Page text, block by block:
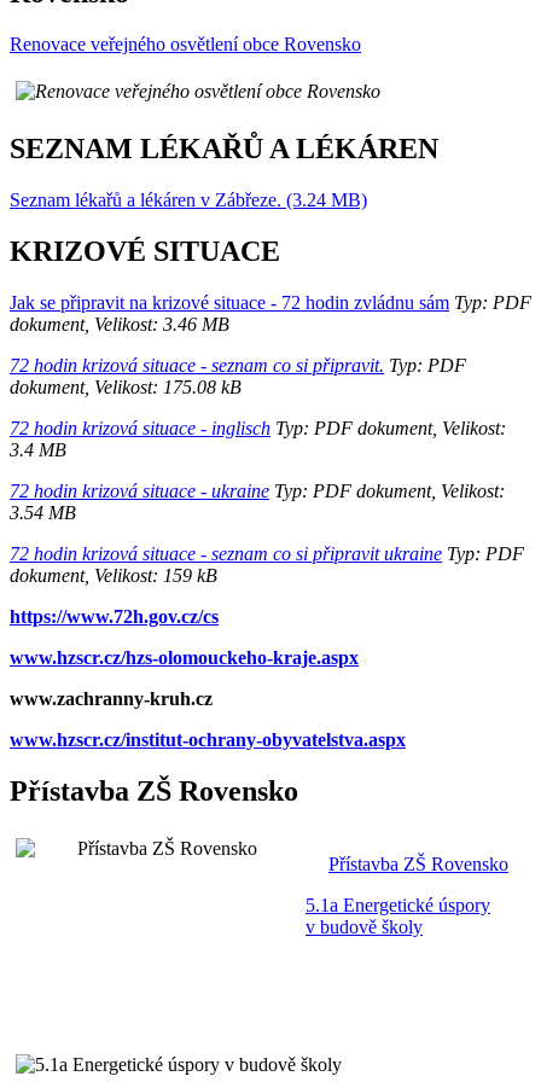
Renovace veřejného osvětlení obce Rovensko
SEZNAM LÉKAŘŮ A LÉKÁREN
Seznam lékařů a lékáren v Zábřeze. (3.24 MB)
KRIZOVÉ SITUACE
Jak se připravit na krizové situace - 72 hodin zvládnu sám Typ: PDF
dokument, Velikost: 3.46 MB
72 hodin krizová situace - seznam co si připravit. Typ: PDF
dokument, Velikost: 175.08 kB
72 hodin krizová situace - inglisch Typ: PDF dokument, Velikost:
3.4 MB
72 hodin krizová situace - ukraine Typ: PDF dokument, Velikost:
3.54 MB
72 hodin krizová situace - seznam co si připravit ukraine Typ: PDF
dokument, Velikost: 159 kB
https://www.72h.gov.cz/cs
www.hzscr.cz/hzs-olomouckeho-kraje.aspx
www.zachranny-kruh.cz
www.hzscr.cz/institut-ochrany-obyvatelstva.aspx
Přístavba ZŠ Rovensko
Přístavba ZŠ Rovensko
5.1a Energetické úspory
v budově školy